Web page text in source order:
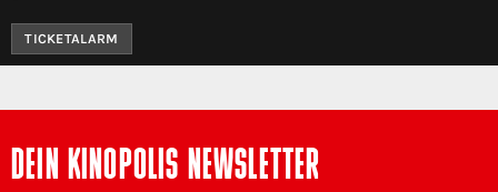
TICKETALARM
DEIN KINOPOLIS NEWSLETTER